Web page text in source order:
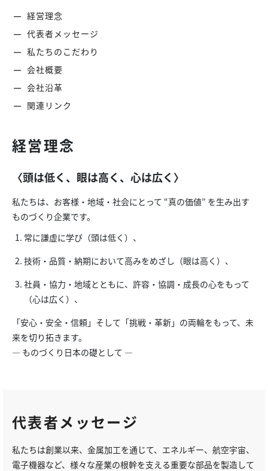
経営理念
代表者メッセージ
私たちのこだわり
会社概要
会社沿革
関連リンク
経営理念
〈頭は低く、眼は高く、心は広く〉
私たちは、お客様・地域・社会にとって “真の価値” を生み出す
ものづくり企業です。
常に謙虚に学び（頭は低く）、
技術・品質・納期において高みをめざし（眼は高く）、
社員・協力・地域とともに、許容・協調・成長の心をもって
（心は広く）、
「安心・安全・信頼」そして「挑戦・革新」の両輪をもって、未
来を切り拓きます。
― ものづくり日本の礎として ―
代表者メッセージ
私たちは創業以来、金属加工を通じて、エネルギー、航空宇宙、
電子機器など、様々な産業の根幹を支える重要な部品を製造して